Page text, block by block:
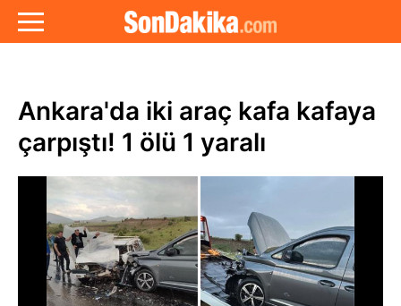
Ankara'da iki araç kafa kafaya
çarpıştı! 1 ölü 1 yaralı